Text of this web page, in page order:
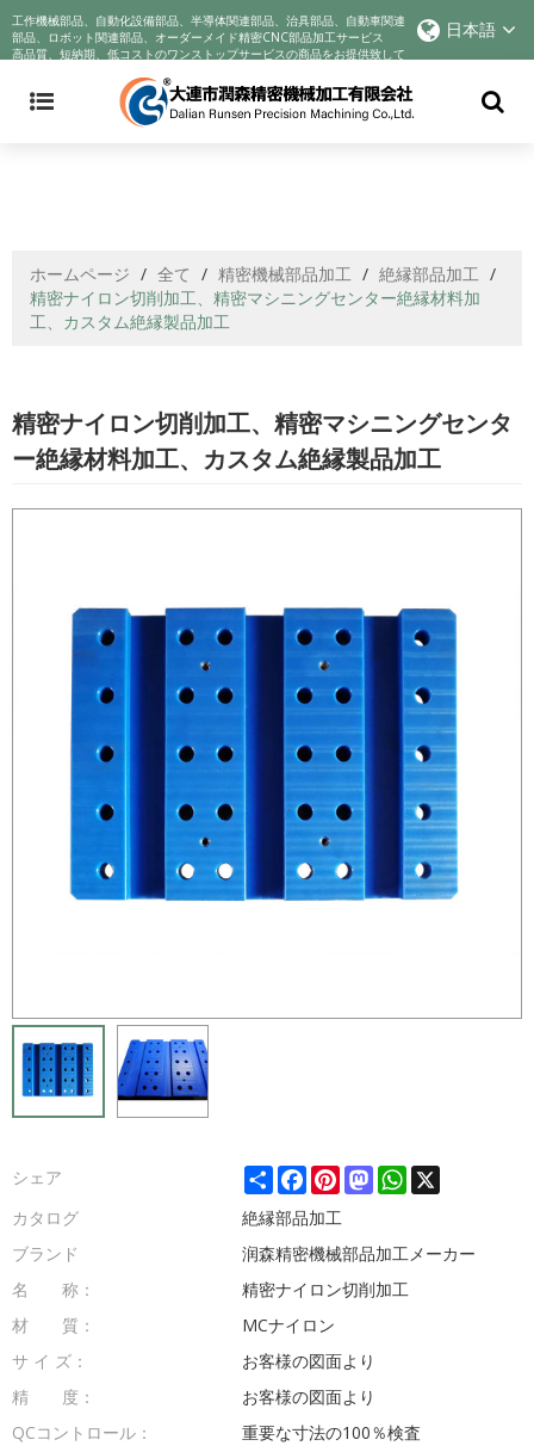
精密機械加工部品｜CNC切削部品中国メーカー｜オーダーメイド部品オンライ
ン精密部品加工サービス
工作機械部品、自動化設備部品、半導体関連部品、治具部品、自動車関連
部品、ロボット関連部品、オーダーメイド精密CNC部品加工サービス
高品質、短納期、低コストのワンストップサービスの商品をお提供致して
日本語
ホームページ / 全て / 精密機械部品加工 / 絶縁部品加工 /
精密ナイロン切削加工、精密マシニングセンター絶縁材料加
工、カスタム絶縁製品加工
精密ナイロン切削加工、精密マシニングセンタ
ー絶縁材料加工、カスタム絶縁製品加工
シェア ShareFacebook
PinterestMastodonWhatsApp
X
カタログ
絶縁部品加工
ブランド
润森精密機械部品加工メーカー
名 称：
精密ナイロン切削加工
材 質：
MCナイロン
サ イ ズ：
お客様の図面より
精 度：
お客様の図面より
QCコントロール：
重要な寸法の100％検査